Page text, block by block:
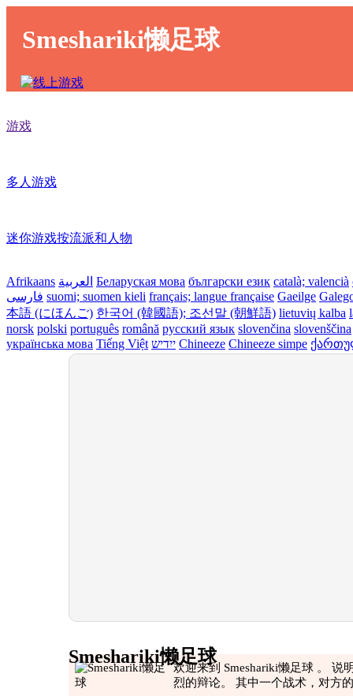
Smeshariki懒足球
游戏
多人游戏
迷你游戏按流派和人物
Afrikaans العربية Беларуская мова български език català; valencià
فارسی suomi; suomen kieli français; langue française Gaeilge
本語 (にほんご) 한국어 (韓國語); 조선말 (朝鮮語) lietuvių kalba
norsk polski português română русский язык slovenčina slovenščina
українська мова Tiếng Việt ייִדיש Chineeze Chineeze simpe
Smeshariki懒足球
欢迎来到 Smeshariki懒足球 。 说
烈的辩论。 其中一个战术，对方